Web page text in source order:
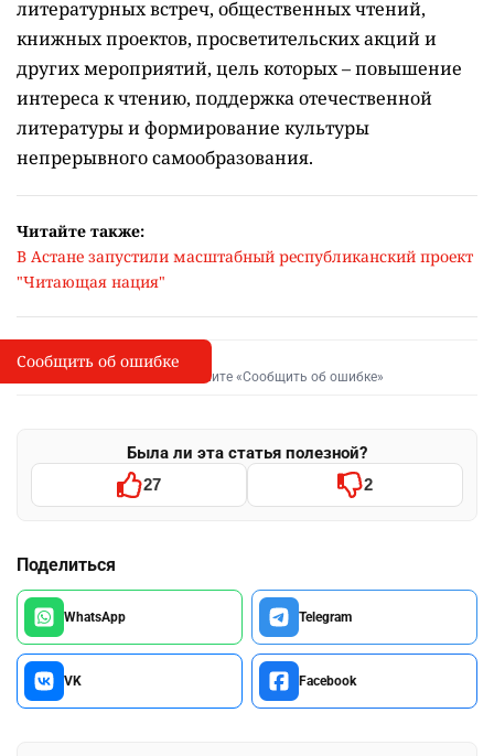
литературных встреч, общественных чтений,
книжных проектов, просветительских акций и
других мероприятий, цель которых –повышение
интереса к чтению, поддержка отечественной
литературы и формирование культуры
непрерывного самообразования.
Читайте также:
В Астане запустили масштабный республиканский проект
"Читающая нация"
I
Сообщить об опечатке
Выделите фрагмент и нажмите «Сообщить об ошибке»
Была ли эта статья полезной?
27 2
Поделиться
WhatsApp Telegram
VK Facebook
Сообщить об ошибке